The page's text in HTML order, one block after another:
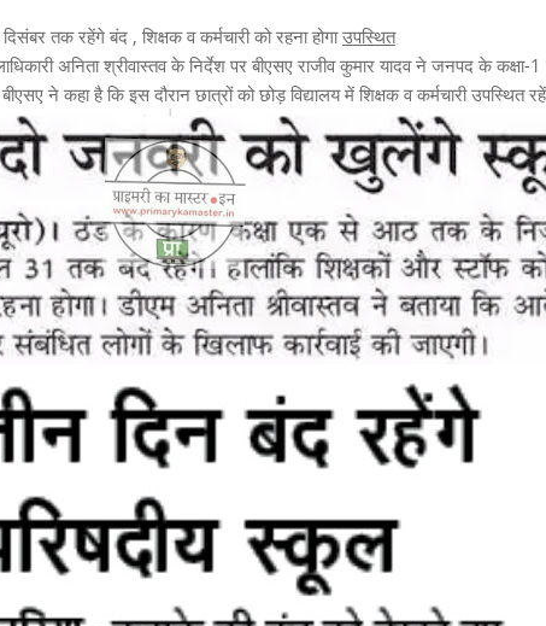
तक रहेंगे बंद , शिक्षक व कर्मचारी को रहना होगाउपस्थित
अनिता श्रीवास्तव के निर्देश पर बीएसए राजीव कुमार यादव ने जनपद के
ने कहा है कि इस दौरान छात्रों को छोड़ विद्यालय में शिक्षक व कर्मचारी उपस्थित